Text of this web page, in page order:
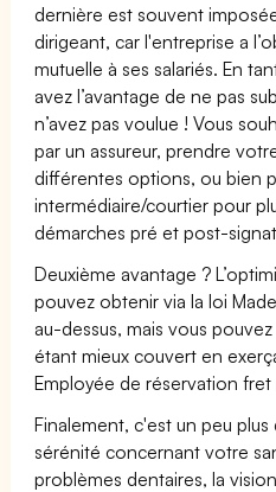
dernière est souvent
dirigeant, car l'entreprise a
mutuelle à ses salariés. En
avez l’avantage de ne pas
n’avez pas voulue ! Vous
par un assureur, prendre
différentes options, ou bien
intermédiaire/courtier pour
démarches pré et post-
Deuxième avantage ?
pouvez obtenir via la loi
au-dessus, mais vous
étant mieux couvert en
Employée de réservation
Finalement, c'est un peu
sérénité concernant votre
problèmes dentaires, la